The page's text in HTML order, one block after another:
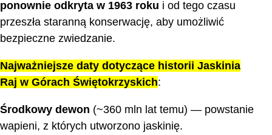
ponownie odkryta w 1963 roku i od tego czasu
przeszła staranną konserwację, aby umożliwić
bezpieczne zwiedzanie.
Najważniejsze daty dotyczące historii Jaskinia
Raj w Górach Świętokrzyskich:
Środkowy dewon (~360 mln lat temu) — powstanie
wapieni, z których utworzono jaskinię.